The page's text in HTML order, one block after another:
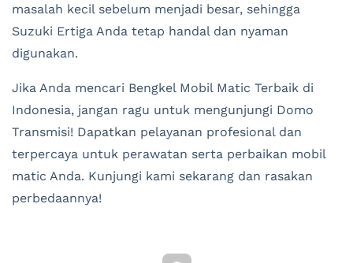
masalah kecil sebelum menjadi besar, sehingga
Suzuki Ertiga Anda tetap handal dan nyaman
digunakan.
Jika Anda mencari Bengkel Mobil Matic Terbaik di
Indonesia, jangan ragu untuk mengunjungi Domo
Transmisi! Dapatkan pelayanan profesional dan
terpercaya untuk perawatan serta perbaikan mobil
matic Anda. Kunjungi kami sekarang dan rasakan
perbedaannya!